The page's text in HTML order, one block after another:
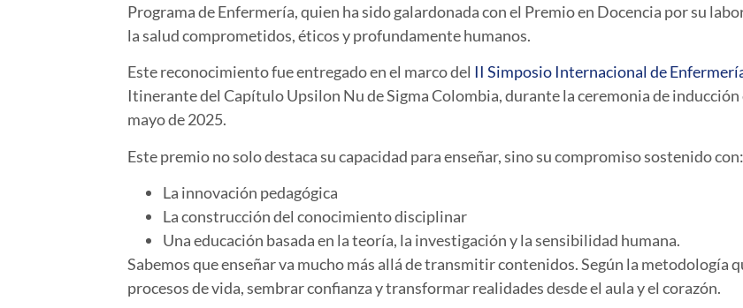
Programa de Enfermería, quien ha sido galardonada con el Premio en Docencia por su
la salud comprometidos, éticos y profundamente humanos.
Este reconocimiento fue entregado en el marco del II Simposio Internacional de
Itinerante del Capítulo Upsilon Nu de Sigma Colombia, durante la ceremonia de
mayo de 2025.
Este premio no solo destaca su capacidad para enseñar, sino su compromiso sostenido con:
La innovación pedagógica
La construcción del conocimiento disciplinar
Una educación basada en la teoría, la investigación y la sensibilidad humana.
Sabemos queenseñar va mucho más allá de transmitir contenidos. Según la metodología
procesos de vida, sembrar confianza y transformar realidades desde el aula y el corazón.